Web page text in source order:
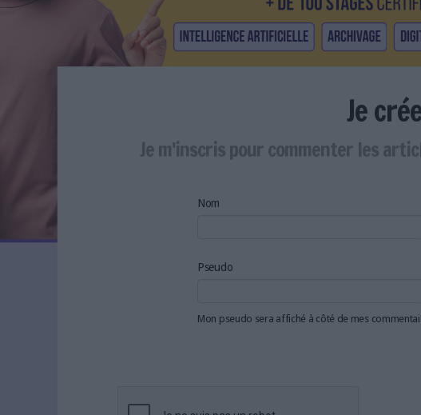
L'ANNUAIRE DES ACTEURS
Je
Je m'inscris pour commenter les
Nom
Pseudo
Mon pseudo sera affiché à côté de mes